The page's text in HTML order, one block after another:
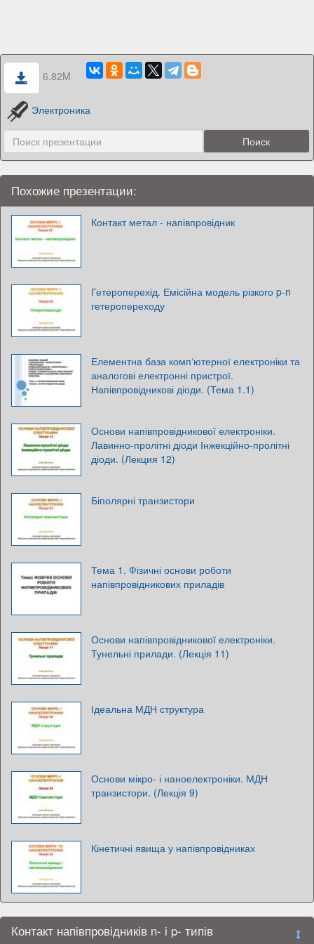
6.82M
Электроника
Похожие презентации:
Контакт метал - напівпровідник
Гетероперехід. Емісійна модель різкого p-n
гетеропереходу
Елементна база комп‘ютерної електроніки та
аналогові електронні пристрої.
Напівпровідникові діоди. (Тема 1.1)
Основи напівпровідникової електроніки.
Лавинно-пролітні діоди Інжекційно-пролітні
діоди. (Лекция 12)
Біполярні транзистори
Тема 1. Фізичні основи роботи
напівпровідникових приладів
Основи напівпровідникової електроніки.
Тунельні прилади. (Лекція 11)
Ідеальна МДН структура
Основи мікро- і наноелектроніки. МДН
транзистори. (Лекція 9)
Кінетичні явища у напівпровідниках
Контакт напівпровідників n- і p- типів